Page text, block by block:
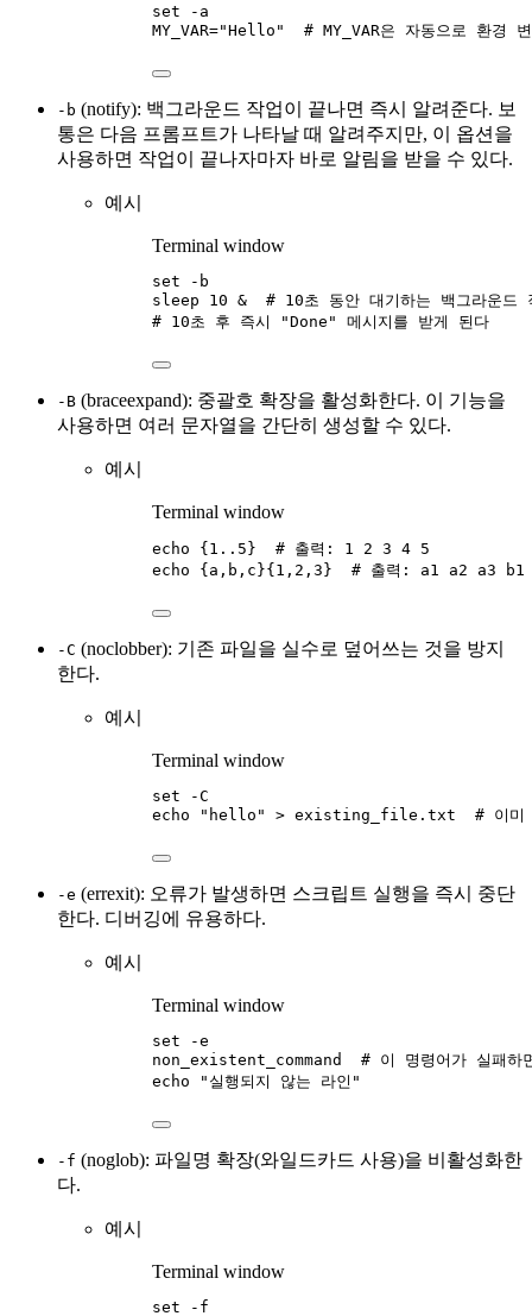
set
-a
MY_VAR="Hello " # MY_VAR은 자동으로 환경
-b (notify): 백그라운드 작업이 끝나면 즉시 알려준다. 보
통은 다음 프롬프트가 나타날 때 알려주지만, 이 옵션을
사용하면 작업이 끝나자마자 바로 알림을 받을 수 있다.
예시
Terminal window
set
-b
sleep
10 & # 10초 동안 대기하는 백그라운드
# 10초 후 즉시 "Done" 메시지를 받게 된다
-B (braceexpand): 중괄호 확장을 활성화한다. 이 기능을
사용하면 여러 문자열을 간단히 생성할 수 있다.
예시
Terminal window
echo {1..5}
# 출력: 1 2 3 4 5
echo
{a,b,c}{1,2,3} # 출력: a1 a2 a3
-C (noclobber): 기존 파일을 실수로 덮어쓰는 것을 방지
한다.
예시
Terminal window
set
-C
echo
" hello " > existing_file.txt # 이미
-e (errexit): 오류가 발생하면 스크립트 실행을 즉시 중단
한다. 디버깅에 유용하다.
예시
Terminal window
set
-e
non_existent_command
# 이 명령어가 실패하
echo
" 실행되지 않는 라인 "
-f (noglob): 파일명 확장(와일드카드 사용)을 비활성화한
다.
예시
Terminal window
set -f